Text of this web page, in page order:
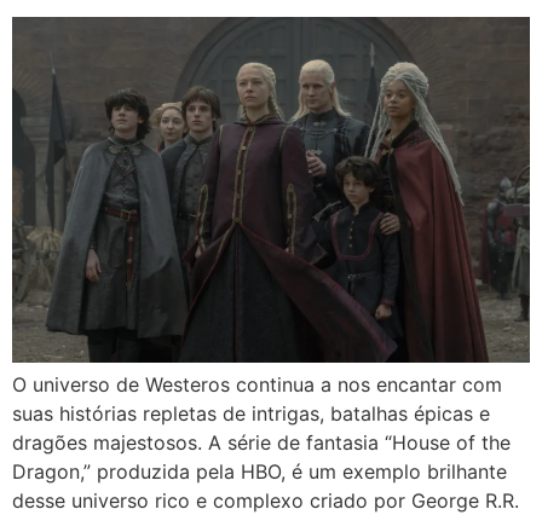
O universo de Westeros continua a nos encantar com
suas histórias repletas de intrigas, batalhas épicas e
dragões majestosos. A série de fantasia “House of the
Dragon,” produzida pela HBO, é um exemplo brilhante
desse universo rico e complexo criado por George R.R.